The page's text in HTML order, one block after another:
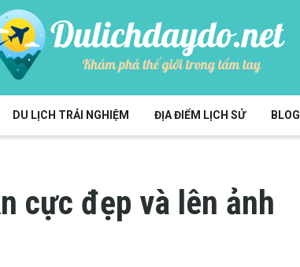
DU LỊCH TRẢI NGHIỆM ĐỊA ĐIỂM LỊCH SỬ BLOG
cực đẹp và lên ảnh